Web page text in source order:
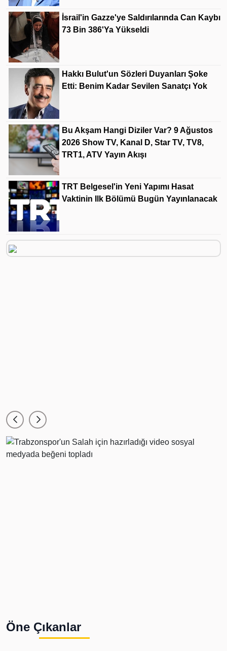
İsrail'in Gazze'ye Saldırılarında Can Kaybı
73 Bin 386'ya Yükseldi
Hakkı Bulut'un Sözleri Duyanları Şoke
Etti: Benim Kadar Sevilen Sanatçı Yok
Bu Akşam Hangi Diziler Var? 9 Ağustos
2026 Show TV, Kanal D, Star TV, TV8,
TRT1, ATV Yayın Akışı
TRT Belgesel'in Yeni Yapımı Hasat
Vaktinin Ilk Bölümü Bugün Yayınlanacak
Öne Çıkanlar